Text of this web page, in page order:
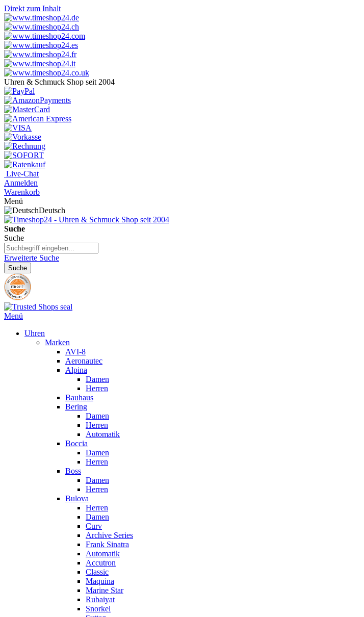
Direkt zum Inhalt
Uhren & Schmuck Shop seit 2004
Live-Chat
Anmelden
Warenkorb
Menü
Deutsch
Suche
Suche
Erweiterte Suche
Suche
Menü
Uhren
Marken
AVI-8
Aeronautec
Alpina
Damen
Herren
Bauhaus
Bering
Damen
Herren
Automatik
Boccia
Damen
Herren
Boss
Damen
Herren
Bulova
Herren
Damen
Curv
Archive Series
Frank Sinatra
Automatik
Accutron
Classic
Maquina
Marine Star
Rubaiyat
Snorkel